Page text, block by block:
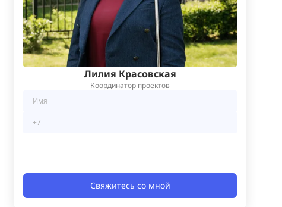
Лилия Красовская
Координатор проектов
Свяжитесь со мной